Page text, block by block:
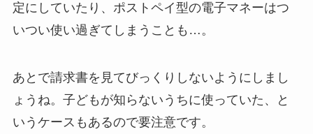
定にしていたり、ポストペイ型の電子マネーはつ
いつい使い過ぎてしまうことも…。
あとで請求書を見てびっくりしないようにしまし
ょうね。子どもが知らないうちに使っていた、と
いうケースもあるので要注意です。